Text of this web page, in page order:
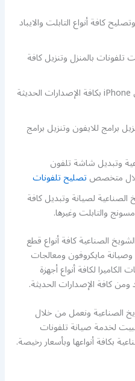
كافة أنواع التابلت والايباد
بالمنزل وتنزيل كافة
الخبرة في فك قفل تلفون ايفون iPhone بكافة الإصدارات الحديثة
برامج للايفون وتنزيل برامج
وتبديل شاشة تلفون
متخصصتصليح تلفونات
لصيانة وتبديل كافة
والتابلت وغيرها.
الصناعية كافة أنواع قطع
مايكروفون ومعالجات
لكافة أنواع أجهزة
ومن كافة الإصدارات الحديثة.
الصناعية ونعمل من خلال
لخدمة صيانة تلفونات
بكافة أنواعها وبأسعار رخيصة.